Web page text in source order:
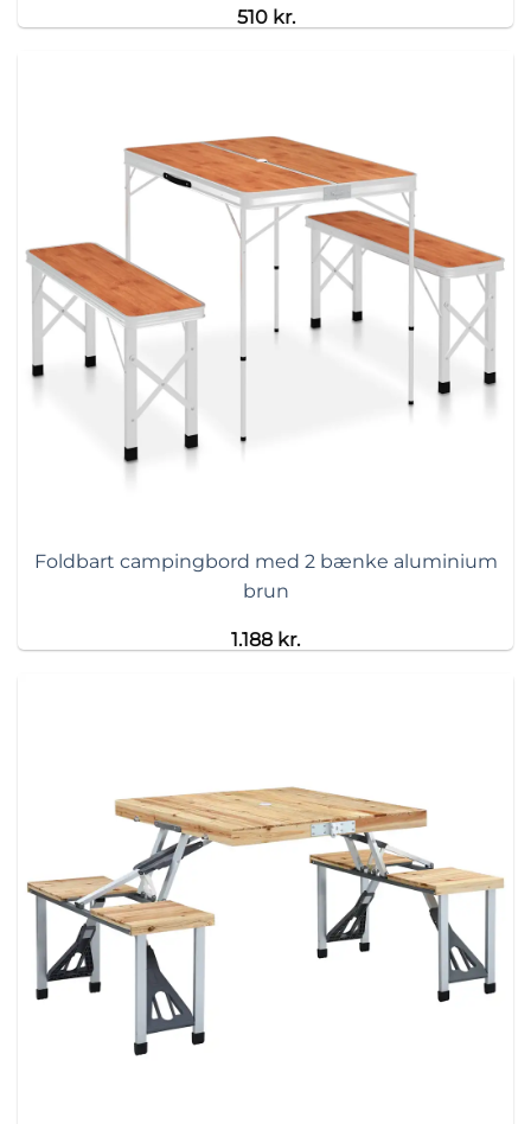
510 kr.
Foldbart campingbord med 2 bænke aluminium
brun
1.188 kr.